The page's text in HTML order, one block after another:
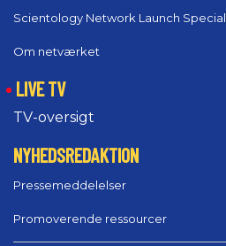
Scientology Network Launch Special
Om netværket
LIVE TV
TV-oversigt
NYHEDSREDAKTION
Pressemeddelelser
Promoverende ressourcer